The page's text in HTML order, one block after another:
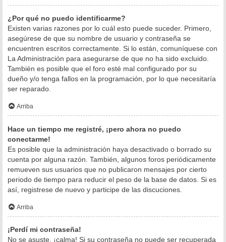
¿Por qué no puedo identificarme?
Existen varias razones por lo cuál esto puede suceder. Primero,
asegúrese de que su nombre de usuario y contraseña se
encuentren escritos correctamente. Si lo están, comuníquese con
La Administración para asegurarse de que no ha sido excluido.
También es posible que el foro esté mal configurado por su
dueño y/o tenga fallos en la programación, por lo que necesitaría
ser reparado.
Arriba
Hace un tiempo me registré, ¡pero ahora no puedo
conectarme!
Es posible que la administración haya desactivado o borrado su
cuenta por alguna razón. También, algunos foros periódicamente
remueven sus usuarios que no publicaron mensajes por cierto
periodo de tiempo para reducir el peso de la base de datos. Si es
así, registrese de nuevo y participe de las discuciones.
Arriba
¡Perdí mi contraseña!
No se asuste, ¡calma! Si su contraseña no puede ser recuperada